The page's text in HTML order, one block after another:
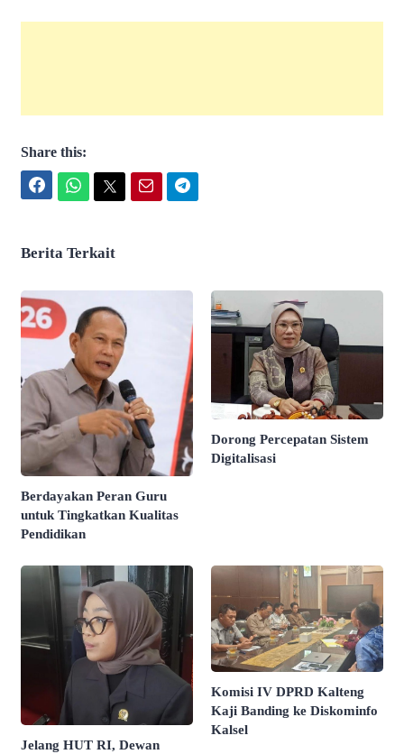
Share this:
Berita Terkait
Berdayakan Peran Guru
untuk Tingkatkan Kualitas
Pendidikan
Dorong Percepatan Sistem
Digitalisasi
Jelang HUT RI, Dewan
Komisi IV DPRD Kalteng
Kaji Banding ke Diskominfo
Kalsel